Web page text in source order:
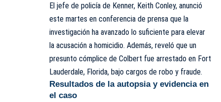
El jefe de policía de Kenner, Keith Conley, anunció
este martes en conferencia de prensa que la
investigación ha avanzado lo suficiente para elevar
la acusación a homicidio. Además, reveló que un
presunto cómplice de Colbert fue arrestado en Fort
Lauderdale, Florida, bajo cargos de robo y fraude.
Resultados de la autopsia y evidencia en
el caso